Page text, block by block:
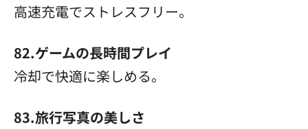
高速充電でストレスフリー。
82.ゲームの長時間プレイ
冷却で快適に楽しめる。
83.旅行写真の美しさ